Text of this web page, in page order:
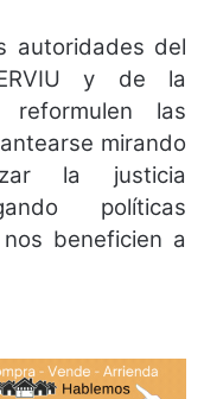
autoridades del
y de la
reformulen las
mirando
la justicia
políticas
beneficien a